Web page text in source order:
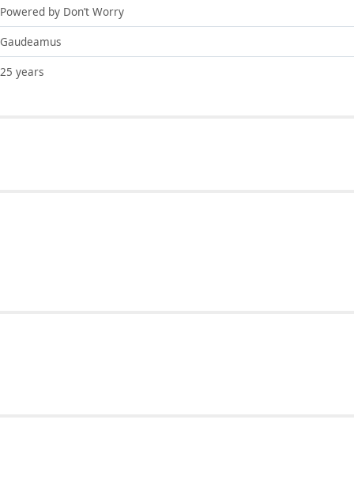
Powered by Don’t Worry
Gaudeamus
25 years